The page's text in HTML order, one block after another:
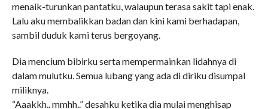
menaik-turunkan pantatku, walaupun terasa sakit tapi enak.
Lalu aku membalikkan badan dan kini kami berhadapan,
sambil duduk kami terus bergoyang.
Dia mencium bibirku serta mempermainkan lidahnya di
dalam mulutku. Semua lubang yang ada di diriku disumpal
miliknya.
“Aaakkh.. mmhh..” desahku ketika dia mulai menghisap